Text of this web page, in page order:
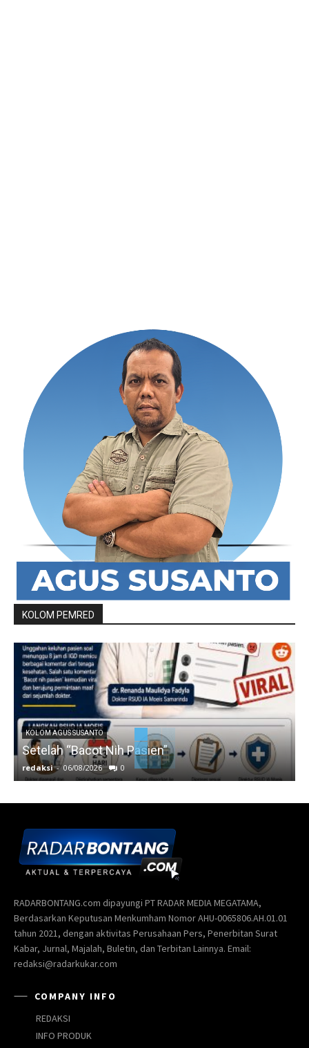
KOLOM PEMRED
KOLOM AGUS SUSANTO
Setelah “Bacot Nih Pasien”
redaksi - 06/08/2026 0
RADARBONTANG.com dipayungi PT RADAR MEDIA MEGATAMA,
Berdasarkan Keputusan Menkumham Nomor AHU-0065806.AH.01.01
tahun 2021, dengan aktivitas Perusahaan Pers, Penerbitan Surat
Kabar, Jurnal, Majalah, Buletin, dan Terbitan Lainnya. Email:
redaksi@radarkukar.com
COMPANY INFO
REDAKSI
INFO PRODUK